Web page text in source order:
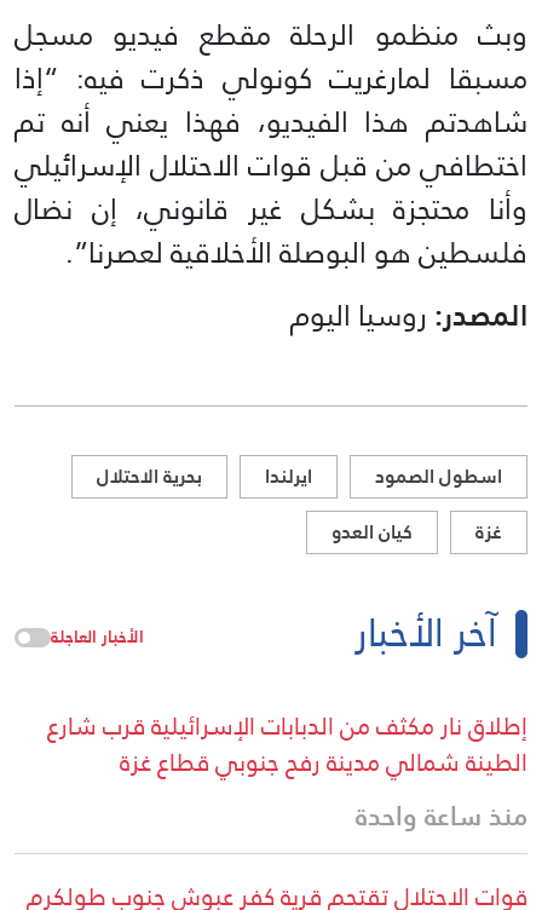
وبث منظمو الرحلة مقطع فيديو مسجل
مسبقا لمارغريت كونولي ذكرت فيه: “إذا
شاهدتم هذا الفيديو، فهذا يعني أنه تم
اختطافي من قبل قوات الاحتلال الإسرائيلي
وأنا محتجزة بشكل غير قانوني، إن نضال
فلسطين هو البوصلة الأخلاقية لعصرنا”.
المصدر: روسيا اليوم
اسطول الصمود ايرلندا
بحرية الاحتلال
غزة
كيان العدو
آخر الأخبار الأخبار العاجلة
إطلاق نار مكثف من الدبابات الإسرائيلية قرب شارع
الطينة شمالي مدينة رفح جنوبي قطاع غزة
منذ ساعة واحدة
قوات الاحتلال تقتحم قرية كفر عبوش جنوب طولكرم